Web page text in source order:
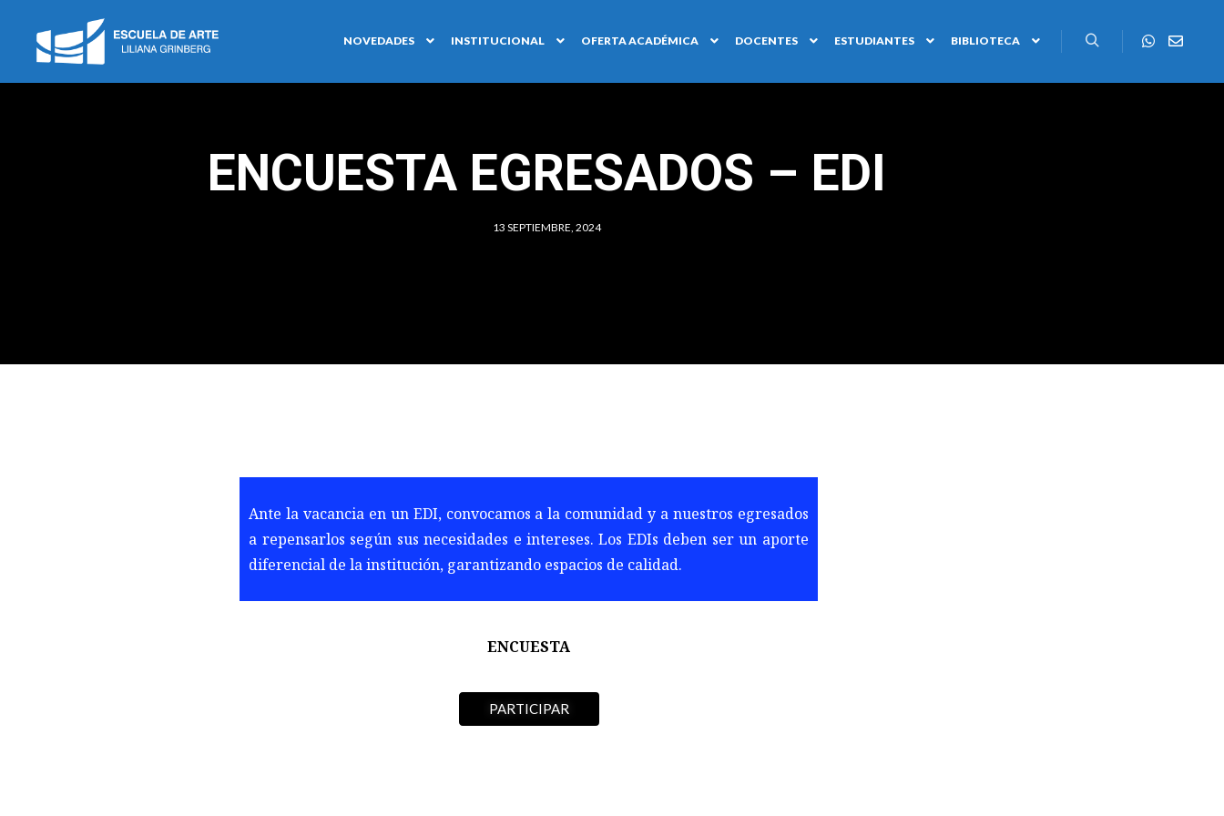
NOVEDADES INSTITUCIONAL OFERTA ACADÉMICA DOCENTES ESTUDIANTES BIBLIOTECA
ENCUESTA EGRESADOS – EDI
13 SEPTIEMBRE, 2024
Ante la vacancia en un EDI, convocamos a la comunidad y a nuestros egresados
a repensarlos según sus necesidades e intereses. Los EDIs deben ser un aporte
diferencial de la institución, garantizando espacios de calidad.
ENCUESTA
PARTICIPAR